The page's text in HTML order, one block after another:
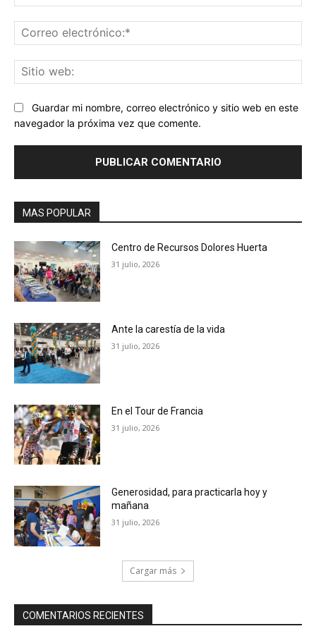
Guardar mi nombre, correo electrónico y sitio web en este
navegador la próxima vez que comente.
MAS POPULAR
Centro de Recursos Dolores Huerta
31 julio, 2026
Ante la carestía de la vida
31 julio, 2026
En el Tour de Francia
31 julio, 2026
Generosidad, para practicarla hoy y
mañana
31 julio, 2026
Cargar más
COMENTARIOS RECIENTES